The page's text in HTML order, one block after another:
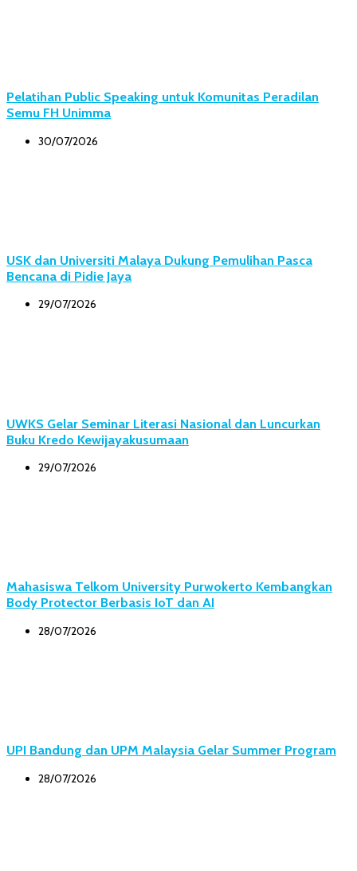
Pelatihan Public Speaking untuk Komunitas Peradilan
Semu FH Unimma
30/07/2026
USK dan Universiti Malaya Dukung Pemulihan Pasca
Bencana di Pidie Jaya
29/07/2026
UWKS Gelar Seminar Literasi Nasional dan Luncurkan
Buku Kredo Kewijayakusumaan
29/07/2026
Mahasiswa Telkom University Purwokerto Kembangkan
Body Protector Berbasis IoT dan AI
28/07/2026
UPI Bandung dan UPM Malaysia Gelar Summer Program
28/07/2026